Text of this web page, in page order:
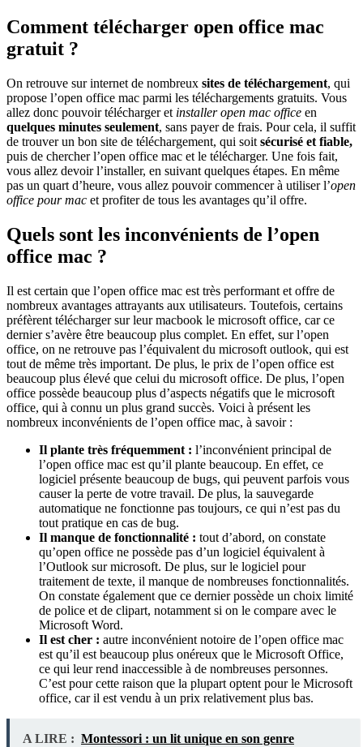
Comment télécharger open office mac
gratuit ?
On retrouve sur internet de nombreux sites de téléchargement, qui
propose l’open office mac parmi les téléchargements gratuits. Vous
allez donc pouvoir télécharger et installer open mac office en
quelques minutes seulement, sans payer de frais. Pour cela, il suffit
de trouver un bon site de téléchargement, qui soit sécurisé et fiable,
puis de chercher l’open office mac et le télécharger. Une fois fait,
vous allez devoir l’installer, en suivant quelques étapes. En même
pas un quart d’heure, vous allez pouvoir commencer à utiliser l’open
office pour mac et profiter de tous les avantages qu’il offre.
Quels sont les inconvénients de l’open
office mac ?
Il est certain que l’open office mac est très performant et offre de
nombreux avantages attrayants aux utilisateurs. Toutefois, certains
préfèrent télécharger sur leur macbook le microsoft office, car ce
dernier s’avère être beaucoup plus complet. En effet, sur l’open
office, on ne retrouve pas l’équivalent du microsoft outlook, qui est
tout de même très important. De plus, le prix de l’open office est
beaucoup plus élevé que celui du microsoft office. De plus, l’open
office possède beaucoup plus d’aspects négatifs que le microsoft
office, qui à connu un plus grand succès. Voici à présent les
nombreux inconvénients de l’open office mac, à savoir :
Il plante très fréquemment : l’inconvénient principal de
l’open office mac est qu’il plante beaucoup. En effet, ce
logiciel présente beaucoup de bugs, qui peuvent parfois vous
causer la perte de votre travail. De plus, la sauvegarde
automatique ne fonctionne pas toujours, ce qui n’est pas du
tout pratique en cas de bug.
Il manque de fonctionnalité : tout d’abord, on constate
qu’open office ne possède pas d’un logiciel équivalent à
l’Outlook sur microsoft. De plus, sur le logiciel pour
traitement de texte, il manque de nombreuses fonctionnalités.
On constate également que ce dernier possède un choix limité
de police et de clipart, notamment si on le compare avec le
Microsoft Word.
Il est cher : autre inconvénient notoire de l’open office mac
est qu’il est beaucoup plus onéreux que le Microsoft Office,
ce qui leur rend inaccessible à de nombreuses personnes.
C’est pour cette raison que la plupart optent pour le Microsoft
office, car il est vendu à un prix relativement plus bas.
A LIRE : Montessori : un lit unique en son genre